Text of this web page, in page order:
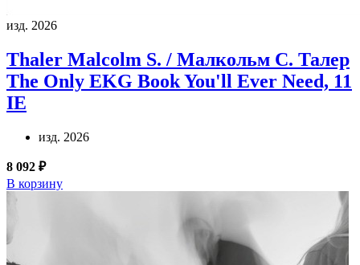
изд. 2026
Thaler Malcolm S. / Малкольм С. Талер
The Only EKG Book You'll Ever Need, 11
IE
изд. 2026
8 092 ₽
В корзину